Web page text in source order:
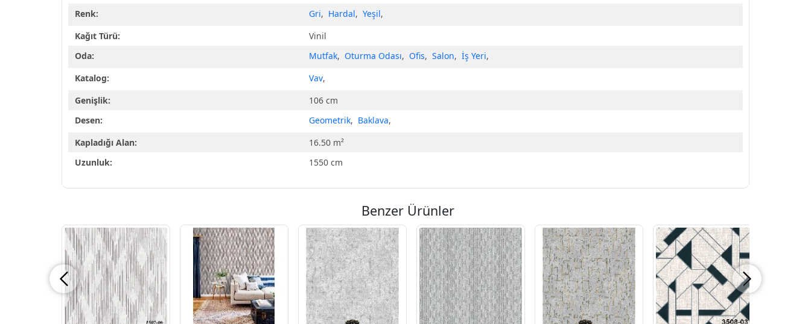
Renk: Gri, Hardal, Yeşil,
Kağıt Türü:
Vinil
Oda:
Mutfak, Oturma Odası, Ofis, Salon, İş Yeri,
Katalog:
Vav,
Genişlik:
106 cm
Desen:
Geometrik, Baklava,
Kapladığı Alan:
16.50 m²
Uzunluk:
1550 cm
Benzer Ürünler